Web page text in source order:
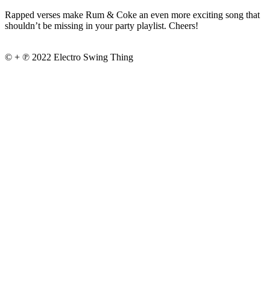
Rapped verses make Rum & Coke an even more exciting song that
shouldn’t be missing in your party playlist. Cheers!
© + ℗ 2022 Electro Swing Thing